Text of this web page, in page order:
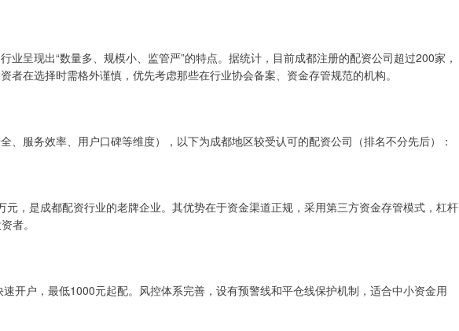
业呈现出“数量多、规模小、监管严”的特点。据统计，目前成都注册的配资公司超过200家，
者在选择时需格外谨慎，优先考虑那些在行业协会备案、资金存管规范的机构。
、服务效率、用户口碑等维度），以下为成都地区较受认可的配资公司（排名不分先后）：
，是成都配资行业的老牌企业。其优势在于资金渠道正规，采用第三方资金存管模式，杠杆
者。
开户，最低1000元起配。风控体系完善，设有预警线和平仓线保护机制，适合中小资金用